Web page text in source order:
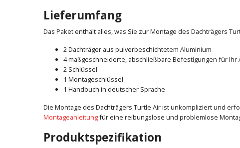
Lieferumfang
Das Paket enthält alles, was Sie zur Montage des Dachträgers
2 Dachträger aus pulverbeschichtetem Aluminium
4 maßgeschneiderte, abschließbare Befestigungen für Ihr
2 Schlüssel
1 Montageschlüssel
1 Handbuch in deutscher Sprache
Die Montage des Dachträgers Turtle Air ist unkompliziert und
Montageanleitungfür eine reibungslose und problemlose
Produktspezifikation